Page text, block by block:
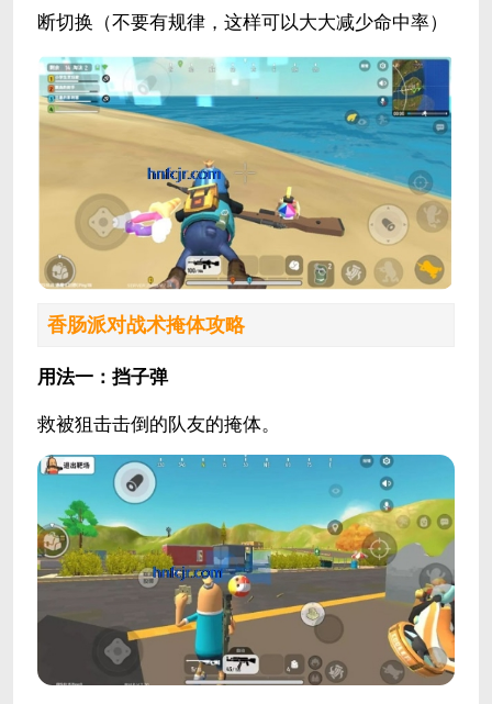
断切换（不要有规律，这样可以大大减少命中率）
香肠派对战术掩体攻略
用法一：挡子弹
救被狙击击倒的队友的掩体。